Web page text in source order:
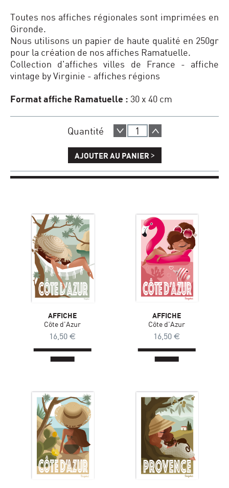
Toutes nos affiches régionales sont imprimées en
Gironde.
Nous utilisons un papier de haute qualité en 250gr
pour la création de nos affiches Ramatuelle.
Collection d'affiches villes de France - affiche
vintage by Virginie - affiches régions
Format affiche Ramatuelle : 30 x 40 cm
Quantité
AJOUTER AU PANIER >
AFFICHE
Côte d'Azur
16,50 €
AFFICHE
Côte d'Azur
16,50 €